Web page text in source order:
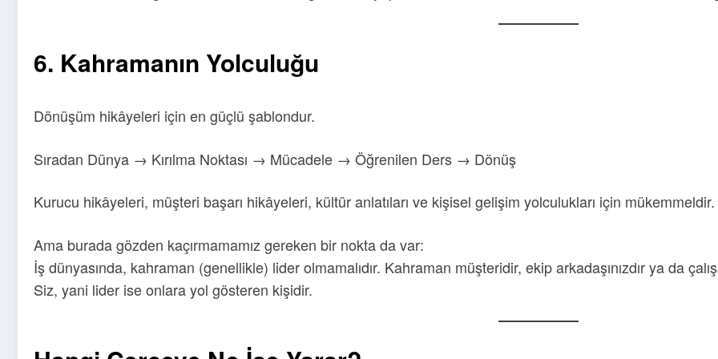
6. Kahramanın Yolculuğu
Dönüşüm hikâyeleri için en güçlü şablondur.
Sıradan Dünya → Kırılma Noktası → Mücadele → Öğrenilen Ders → Dönüş
Kurucu hikâyeleri, müşteri başarı hikâyeleri, kültür anlatıları ve kişisel gelişim yolculukları için mükemmeldir.
Ama burada gözden kaçırmamamız gereken bir nokta da var:
İş dünyasında, kahraman (genellikle) lider olmamalıdır. Kahraman müşteridir, ekip arkadaşınızdır ya da
Siz, yani lider ise onlara yol gösteren kişidir.